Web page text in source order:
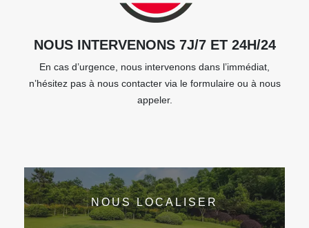
NOUS INTERVENONS 7J/7 ET 24H/24
En cas d’urgence, nous intervenons dans l’immédiat,
n’hésitez pas à nous contacter via le formulaire ou à nous
appeler.
NOUS LOCALISER